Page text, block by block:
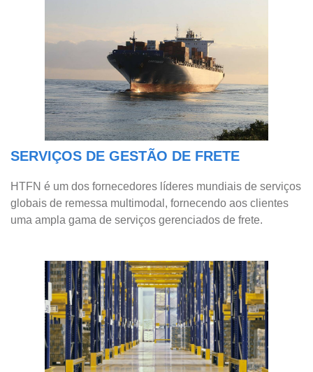
SERVIÇOS DE GESTÃO DE FRETE
HTFN é um dos fornecedores líderes mundiais de serviços
globais de remessa multimodal, fornecendo aos clientes
uma ampla gama de serviços gerenciados de frete.